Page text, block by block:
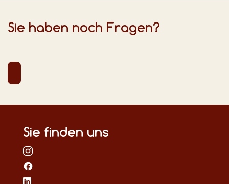
Sie haben noch Fragen?
Sie finden uns